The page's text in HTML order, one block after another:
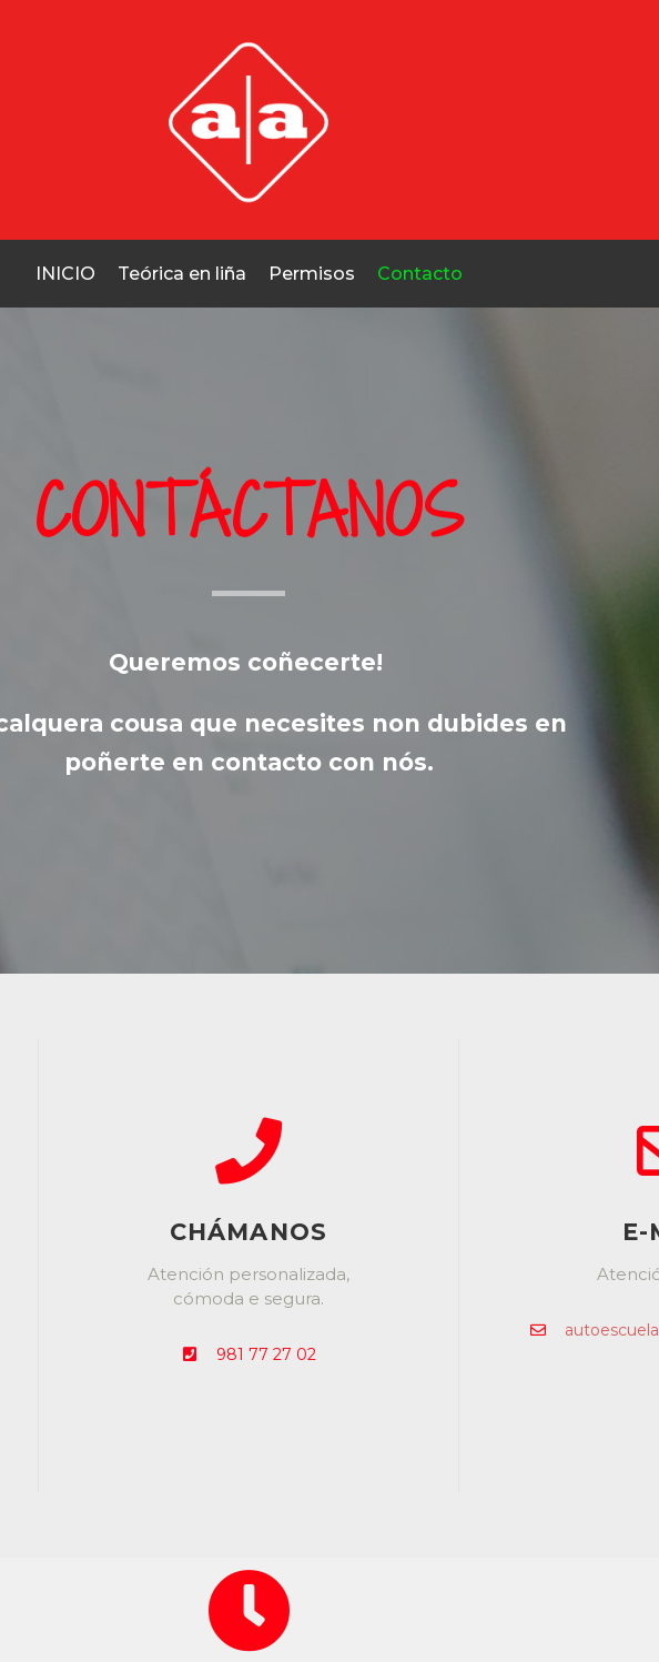
INICIO Teórica en liña Permisos Contacto
CONTÁCTANOS
Queremos coñecerte!
cousa que necesites non dubides en
poñerte en contacto con nós.
CHÁMANOS
Atención personalizada,
cómoda e segura.
981 77 27 02
E-